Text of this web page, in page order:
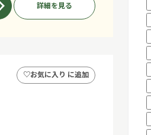
詳細を見る
♡お気に入り に追加